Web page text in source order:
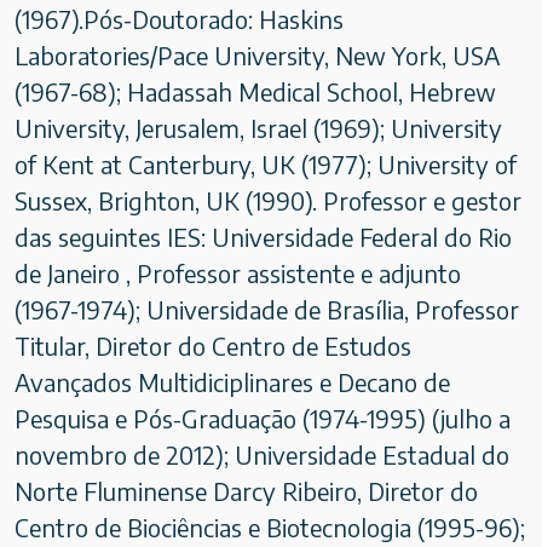
(1967).Pós-Doutorado: Haskins
Laboratories/Pace University, New York, USA
(1967-68); Hadassah Medical School, Hebrew
University, Jerusalem, Israel (1969); University
of Kent at Canterbury, UK (1977); University of
Sussex, Brighton, UK (1990). Professor e gestor
das seguintes IES: Universidade Federal do Rio
de Janeiro , Professor assistente e adjunto
(1967-1974); Universidade de Brasília, Professor
Titular, Diretor do Centro de Estudos
Avançados Multidiciplinares e Decano de
Pesquisa e Pós-Graduação (1974-1995) (julho a
novembro de 2012); Universidade Estadual do
Norte Fluminense Darcy Ribeiro, Diretor do
Centro de Biociências e Biotecnologia (1995-96);